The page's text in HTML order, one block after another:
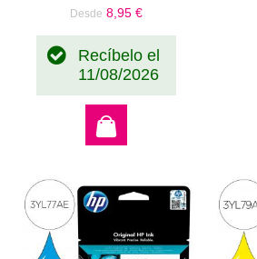
Desde 8,95 €
Recíbelo el
11/08/2026